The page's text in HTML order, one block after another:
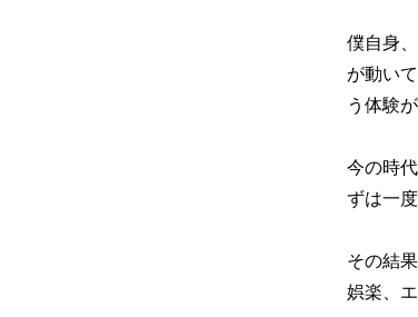
僕自身
が動い
う体験
今の時
ずは一
その結
娯楽、